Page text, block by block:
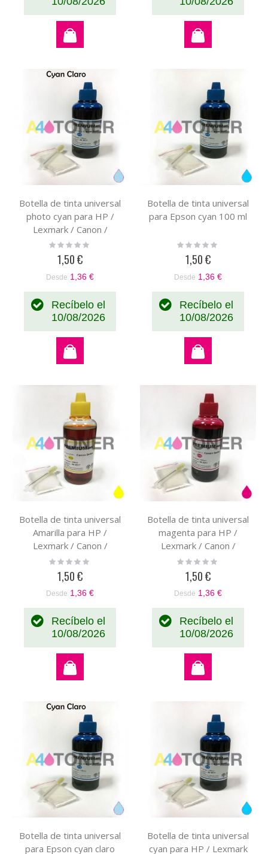
Botella de tinta universal
photo cyan para HP /
Lexmark / Canon /
Brother photo cyan 100
ml
Rating:
1,50 €
Desde 1,36 €
Recíbelo el
10/08/2026
Botella de tinta universal
para Epson cyan 100 ml
Rating:
1,50 €
Desde 1,36 €
Recíbelo el
10/08/2026
Botella de tinta universal
Amarilla para HP /
Lexmark / Canon /
Brother Amarillo 100 ml
Rating:
1,50 €
Desde 1,36 €
Recíbelo el
10/08/2026
Botella de tinta universal
magenta para HP /
Lexmark / Canon /
Brother magenta 100 ml
Rating:
1,50 €
Desde 1,36 €
Recíbelo el
10/08/2026
Botella de tinta universal
para Epson cyan claro
Botella de tinta universal
cyan para HP / Lexmark